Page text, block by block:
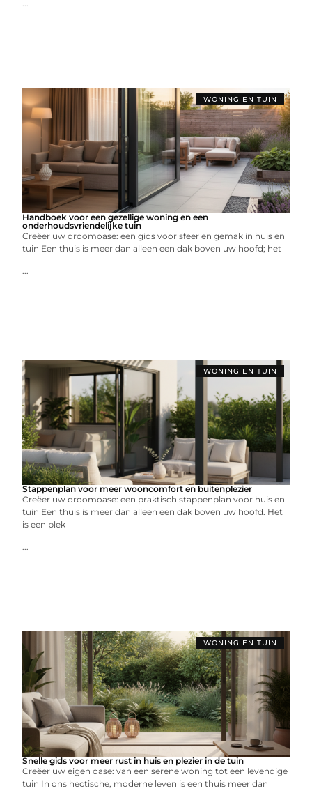
...
WONING EN TUIN
Handboek voor een gezellige woning en een
onderhoudsvriendelijke tuin
Creëer uw droomoase: een gids voor sfeer en gemak in huis en
tuin Een thuis is meer dan alleen een dak boven uw hoofd; het
...
WONING EN TUIN
Stappenplan voor meer wooncomfort en buitenplezier
Creëer uw droomoase: een praktisch stappenplan voor huis en
tuin Een thuis is meer dan alleen een dak boven uw hoofd. Het
is een plek
...
WONING EN TUIN
Snelle gids voor meer rust in huis en plezier in de tuin
Creëer uw eigen oase: van een serene woning tot een levendige
tuin In ons hectische, moderne leven is een thuis meer dan